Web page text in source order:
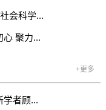
会科学...
心 聚力...
+更多
学者顾...